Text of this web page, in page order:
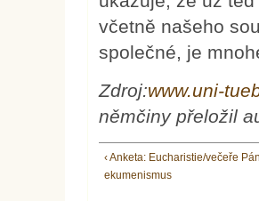
včetně našeho
společné, je
Zdroj:www.uni-
němčiny přeložil
‹ Anketa: Eucharistie/večeře
ekumenismus